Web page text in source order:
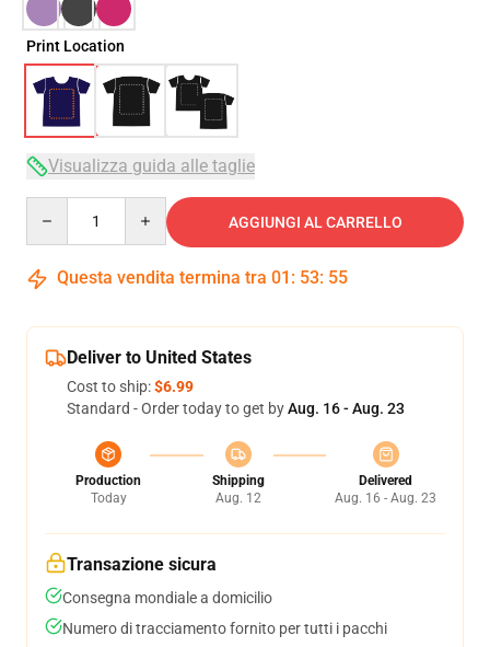
Print Location
Visualizza guida alle taglie
AGGIUNGI AL CARRELLO
Questa vendita termina tra 01 : 53: 54
Deliver to United States
Cost to ship:$6.99
Standard - Order today to get byAug. 16 - Aug. 23
Production
Today
Shipping
Aug. 12
Delivered
Aug. 16 - Aug. 23
Transazione sicura
Consegna mondiale a domicilio
Numero di tracciamento fornito per tutti i pacchi